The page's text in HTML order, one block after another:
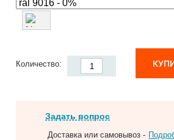
Количество:
Задать вопрос
Доставка или самовывоз -